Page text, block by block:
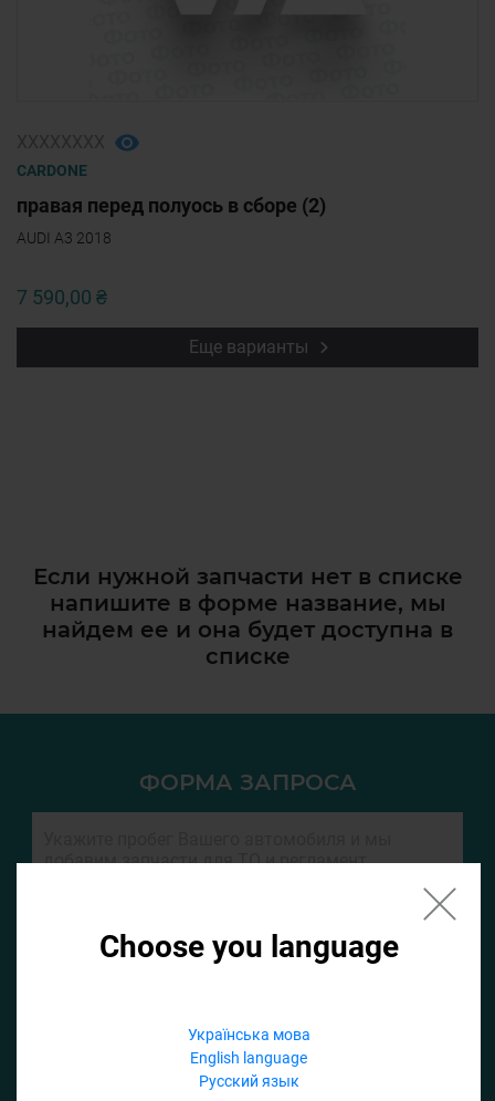
Choose you language
Українська мова
English language
Русский язык
CARDONE
правая перед полуось в сборе (2)
AUDI A3 2018
7 590,00 ₴
Еще варианты
Если нужной запчасти нет в списке
напишите в форме название, мы
найдем ее и она будет доступна в
списке
ФОРМА ЗАПРОСА